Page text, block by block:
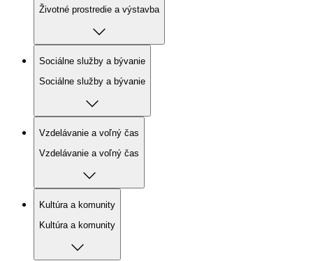
Životné prostredie a výstavba
Sociálne služby a bývanie
Sociálne služby a bývanie
Vzdelávanie a voľný čas
Vzdelávanie a voľný čas
Kultúra a komunity
Kultúra a komunity